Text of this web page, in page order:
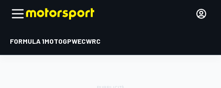
FORMULA 1MOTOGPWECWRC